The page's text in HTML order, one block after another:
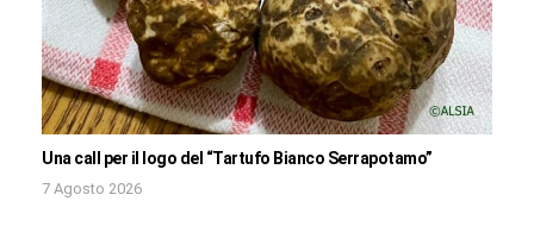
Una call per il logo del “Tartufo Bianco Serrapotamo”
7 Agosto 2026